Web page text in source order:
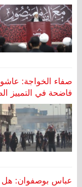
صفاء الخواجة:
فاضحة في التمييز
عباس بوصفوان: هل